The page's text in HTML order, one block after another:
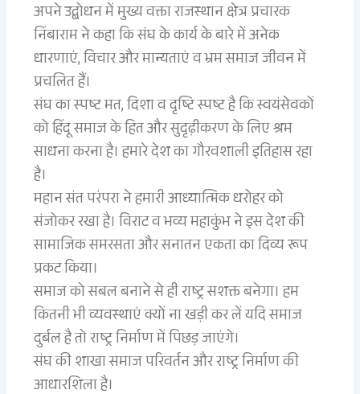
अपने उद्बोधन में मुख्य वक्ता राजस्थान क्षेत्र प्रचारक
निंबाराम ने कहा कि संघ के कार्य के बारे में अनेक
धारणाएं, विचार और मान्यताएं व भ्रम समाज जीवन में
प्रचलित हैं।
संघ का स्पष्ट मत, दिशा व दृष्टि स्पष्ट है कि स्वयंसेवकों
को हिंदू समाज के हित और सुदृढ़ीकरण के लिए श्रम
साधना करना है। हमारे देश का गौरवशाली इतिहास रहा
है।
महान संत परंपरा ने हमारी आध्यात्मिक धरोहर को
संजोकर रखा है। विराट व भव्य महाकुंभ ने इस देश की
सामाजिक समरसता और सनातन एकता का दिव्य रूप
प्रकट किया।
समाज को सबल बनाने से ही राष्ट्र सशक्त बनेगा। हम
कितनी भी व्यवस्थाएं क्यों ना खड़ी कर लें यदि समाज
दुर्बल है तो राष्ट्र निर्माण में पिछड़ जाएंगे।
संघ की शाखा समाज परिवर्तन और राष्ट्र निर्माण की
आधारशिला है।